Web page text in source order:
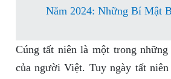
Năm 2024: Những Bí Mật
Cúng tất niên là một trong
của người Việt. Tuy ngày tất